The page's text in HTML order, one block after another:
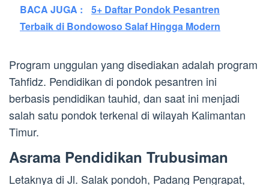
BACA JUGA :
5+ Daftar Pondok Pesantren
Terbaik di Bondowoso Salaf Hingga Modern
Program unggulan yang disediakan adalah program
Tahfidz. Pendidikan di pondok pesantren ini
berbasis pendidikan tauhid, dan saat ini menjadi
salah satu pondok terkenal di wilayah Kalimantan
Timur.
Asrama Pendidikan Trubusiman
Letaknya di Jl. Salak pondoh, Padang Pengrapat,